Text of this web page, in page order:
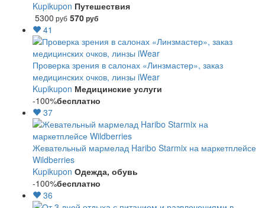
Kupikupon Путешествия
5300 руб 570руб
41
Проверка зрения в салонах «Линзмастер», заказ
медицинских очков, линзы iWear
Kupikupon Медицинские услуги
-100%бесплатно
37
Жевательный мармелад Haribo Starmix на маркетплейсе
Wildberries
Kupikupon Одежда, обувь
-100%бесплатно
36